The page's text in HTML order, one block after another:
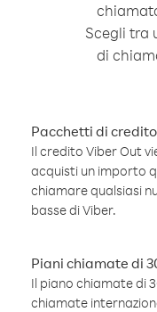
Scegli tra
di
Pacchetti di credito
Il credito Viber Out
acquisti un importo
chiamare qualsiasi
basse di Viber.
Piani chiamate di
Il piano chiamate di
chiamate